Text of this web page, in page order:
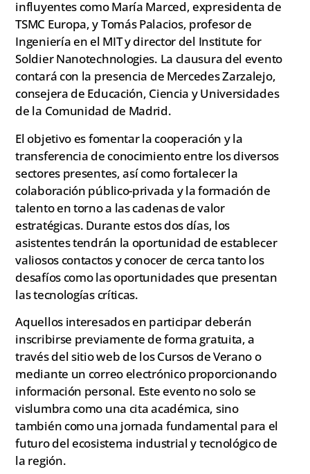
influyentes como María Marced, expresidenta de
TSMC Europa, y Tomás Palacios, profesor de
Ingeniería en el MIT y director del Institute for
Soldier Nanotechnologies. La clausura del evento
contará con la presencia de Mercedes Zarzalejo,
consejera de Educación, Ciencia y Universidades
de la Comunidad de Madrid.
El objetivo es fomentar la cooperación y la
transferencia de conocimiento entre los diversos
sectores presentes, así como fortalecer la
colaboración público-privada y la formación de
talento en torno a las cadenas de valor
estratégicas. Durante estos dos días, los
asistentes tendrán la oportunidad de establecer
valiosos contactos y conocer de cerca tanto los
desafíos como las oportunidades que presentan
las tecnologías críticas.
Aquellos interesados en participar deberán
inscribirse previamente de forma gratuita, a
través del sitio web de los Cursos de Verano o
mediante un correo electrónico proporcionando
información personal. Este evento no solo se
vislumbra como una cita académica, sino
también como una jornada fundamental para el
futuro del ecosistema industrial y tecnológico de
la región.